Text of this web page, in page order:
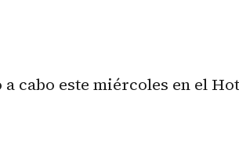
cabo este miércoles en el